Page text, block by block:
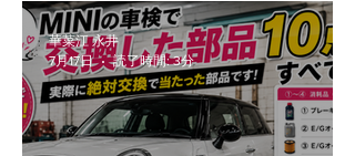
華菜江 永井
7月17日
読了時間: 3分